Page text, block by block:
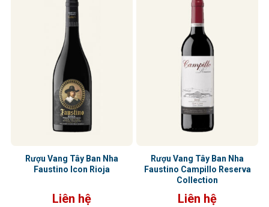
Rượu Vang Tây Ban Nha
Faustino Icon Rioja
Liên hệ
Rượu Vang Tây Ban Nha
Faustino Campillo Reserva
Collection
Liên hệ